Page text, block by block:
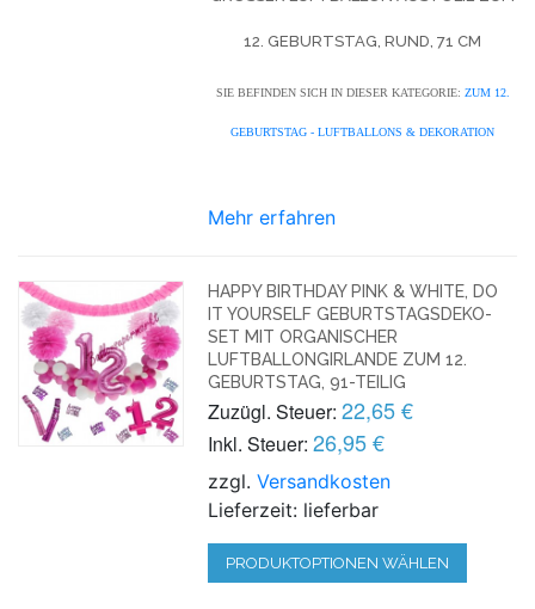
2. GEBURTSTAG, RUND, 71 CM
SIE BEFINDEN SICH IN DIESER KATEGORIE: ZUM 12.
GEBURTSTAG - LUFTBALLONS & DEKORATION
Mehr erfahren
HAPPY BIRTHDAY PINK & WHITE, DO
IT YOURSELF GEBURTSTAGSDEKO-
SET MIT ORGANISCHER
LUFTBALLONGIRLANDE ZUM 12.
GEBURTSTAG, 91-TEILIG
Zuzügl. Steuer: 22,65 €
Inkl. Steuer: 26,95 €
zzgl.Versandkosten
Lieferzeit: lieferbar
PRODUKTOPTIONEN WÄHLEN